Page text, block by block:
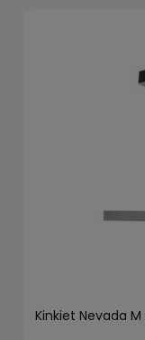
Kinkiet Nevada